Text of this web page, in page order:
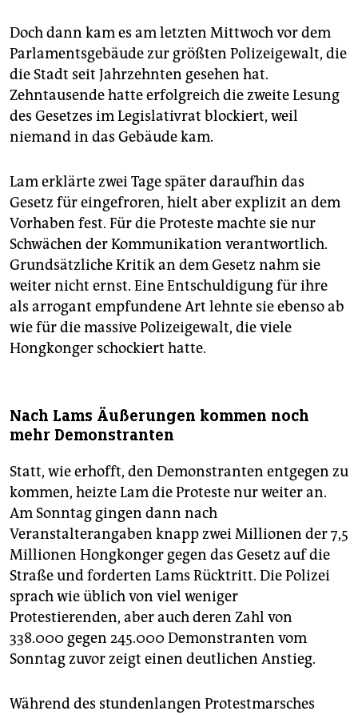
Doch dann kam es am letzten Mittwoch vor dem
Parlamentsgebäude zur größten Polizeigewalt, die
die Stadt seit Jahrzehnten gesehen hat.
Zehntausende hatte erfolgreich die zweite Lesung
des Gesetzes im Legislativrat blockiert, weil
niemand in das Gebäude kam.
Lam erklärte zwei Tage später daraufhin das
Gesetz für eingefroren, hielt aber explizit an dem
Vorhaben fest. Für die Proteste machte sie nur
Schwächen der Kommunikation verantwortlich.
Grundsätzliche Kritik an dem Gesetz nahm sie
weiter nicht ernst. Eine Entschuldigung für ihre
als arrogant empfundene Art lehnte sie ebenso ab
wie für die massive Polizeigewalt, die viele
Hongkonger schockiert hatte.
Nach Lams Äußerungen kommen noch
mehr Demonstranten
Statt, wie erhofft, den Demonstranten entgegen zu
kommen, heizte Lam die Proteste nur weiter an.
Am Sonntag gingen dann nach
Veranstalterangaben knapp zwei Millionen der 7,5
Millionen Hongkonger gegen das Gesetz auf die
Straße und forderten Lams Rücktritt. Die Polizei
sprach wie üblich von viel weniger
Protestierenden, aber auch deren Zahl von
338.000 gegen 245.000 Demonstranten vom
Sonntag zuvor zeigt einen deutlichen Anstieg.
Während des stundenlangen Protestmarsches